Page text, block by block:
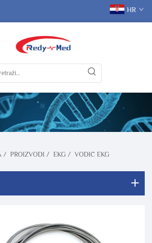
HR
/ PROIZVODI / EKG / VODIČ EKG